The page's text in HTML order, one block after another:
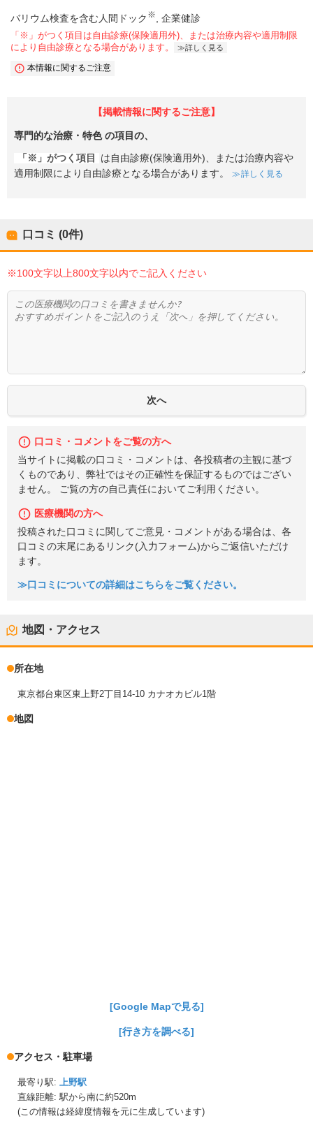
バリウム検査を含む人間ドック ※ 企業健診
「※」がつく項目は自由診療(保険適用外)、または治療内容や適用制限
により自由診療となる場合があります。
詳しく見る
本情報に関するご注意
【掲載情報に関するご注意】
専門的な治療・特色の項目の、
「※」がつく項目
は自由診療(保険適用外)、または治療内容や
適用制限により自由診療となる場合があります。
詳しく見る
口コミ (0件)
※100文字以上800文字以内でご記入ください
口コミ・コメントをご覧の方へ
当サイトに掲載の口コミ・コメントは、各投稿者の主観に基づ
くものであり、弊社ではその正確性を保証するものではござい
ません。 ご覧の方の自己責任においてご利用ください。
医療機関の方へ
投稿された口コミに関してご意見・コメントがある場合は、各
口コミの末尾にあるリンク(入力フォーム)からご返信いただけ
ます。
≫口コミについての詳細はこちらをご覧ください。
地図・アクセス
所在地
東京都台東区東上野2丁目14-10 カナオカビル1階
地図
[Google Mapで見る]
[行き方を調べる]
アクセス・駐車場
最寄り駅: 上野駅
直線距離: 駅から南に約520m
(この情報は経緯度情報を元に生成しています)